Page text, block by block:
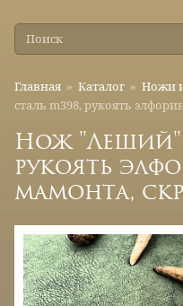
Главная » Каталог » Ножи
сталь m398, рукоять
Нож "Леший"
рукоять
мамонта,